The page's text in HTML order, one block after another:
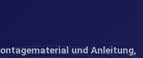
und Anleitung,